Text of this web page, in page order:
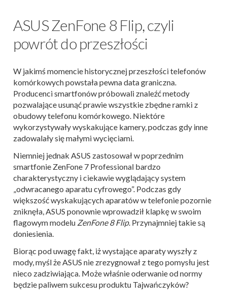
ASUS ZenFone 8 Flip, czyli
powrót do przeszłości
W jakimś momencie historycznej przeszłości telefonów
komórkowych powstała pewna data graniczna.
Producenci smartfonów próbowali znaleźć metody
pozwalające usunąć prawie wszystkie zbędne ramki z
obudowy telefonu komórkowego. Niektóre
wykorzystywały wyskakujące kamery, podczas gdy inne
zadowalały się małymi wycięciami.
Niemniej jednak ASUS zastosował w poprzednim
smartfonie ZenFone 7 Professional bardzo
charakterystyczny i ciekawie wyglądający system
„odwracanego aparatu cyfrowego”. Podczas gdy
większość wyskakujących aparatów w telefonie pozornie
zniknęła, ASUS ponownie wprowadził klapkę w swoim
flagowym modelu ZenFone 8 Flip. Przynajmniej takie są
doniesienia.
Biorąc pod uwagę fakt, iż wystające aparaty wyszły z
mody, myśl że ASUS nie zrezygnował z tego pomysłu jest
nieco zadziwiająca. Może właśnie oderwanie od normy
będzie paliwem sukcesu produktu Tajwańczyków?